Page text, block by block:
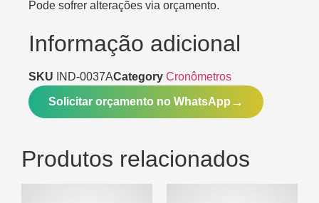
Pode sofrer alterações via orçamento.
Informação adicional
SKU IND-0037ACategory Cronômetros
Solicitar orçamento no WhatsApp
Produtos relacionados